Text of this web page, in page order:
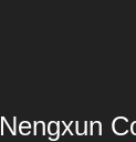
Nengxun